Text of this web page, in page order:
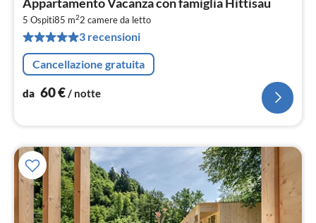
5 Ospiti85 m22 camere da letto
3 recensioni
Cancellazione gratuita
da 60€/ notte